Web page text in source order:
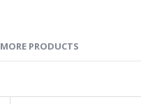
MORE PRODUCTS